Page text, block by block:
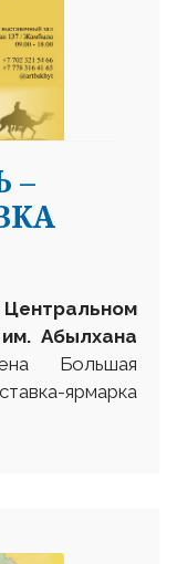
–
Абылхана
Большая
ярмарка